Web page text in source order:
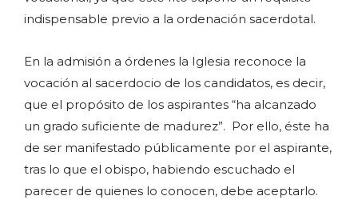
indispensable previo a la ordenación sacerdotal.
En la admisión a órdenes la Iglesia reconoce la
vocación al sacerdocio de los candidatos, es decir,
que el propósito de los aspirantes “ha alcanzado
un grado suficiente de madurez”. Por ello, éste ha
de ser manifestado públicamente por el aspirante,
tras lo que el obispo, habiendo escuchado el
parecer de quienes lo conocen, debe aceptarlo.